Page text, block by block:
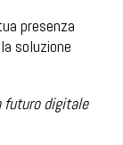
presenza
soluzione
futuro digitale